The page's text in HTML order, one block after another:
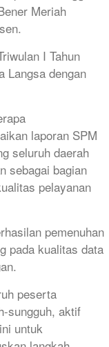
Meriah
I Tahun
Langsa dengan
laporan SPM
seluruh daerah
sebagai bagian
pelayanan
pemenuhan
pada kualitas data
peserta
sungguh, aktif
untuk